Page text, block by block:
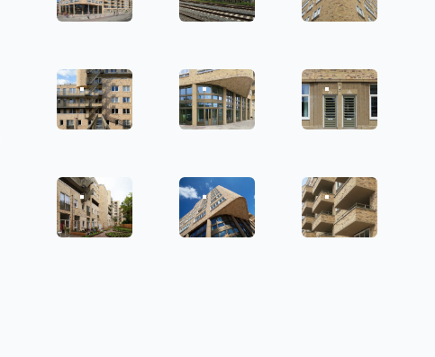
DE SMARAGD - M3HDE SMARAGD - M3HDE SMARAGD -
DE SMARAGD - M3HDE SMARAGD - M3HDE SMARAGD -